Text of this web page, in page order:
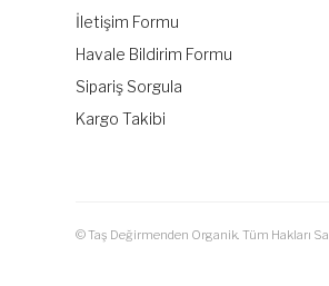
İletişim Formu
Havale Bildirim Formu
Sipariş Sorgula
Kargo Takibi
© Taş Değirmenden Organik. Tüm Hakları